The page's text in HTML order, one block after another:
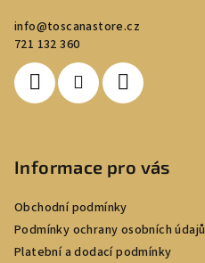
info@toscanastore.cz
721 132 360
Informace pro vás
Obchodní podmínky
Podmínky ochrany osobních údajů
Platební a dodací podmínky